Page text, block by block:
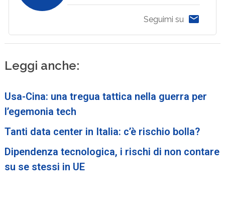
Seguimi su
Leggi anche:
Usa-Cina: una tregua tattica nella guerra per
l’egemonia tech
Tanti data center in Italia: c’è rischio bolla?
Dipendenza tecnologica, i rischi di non contare
su se stessi in UE